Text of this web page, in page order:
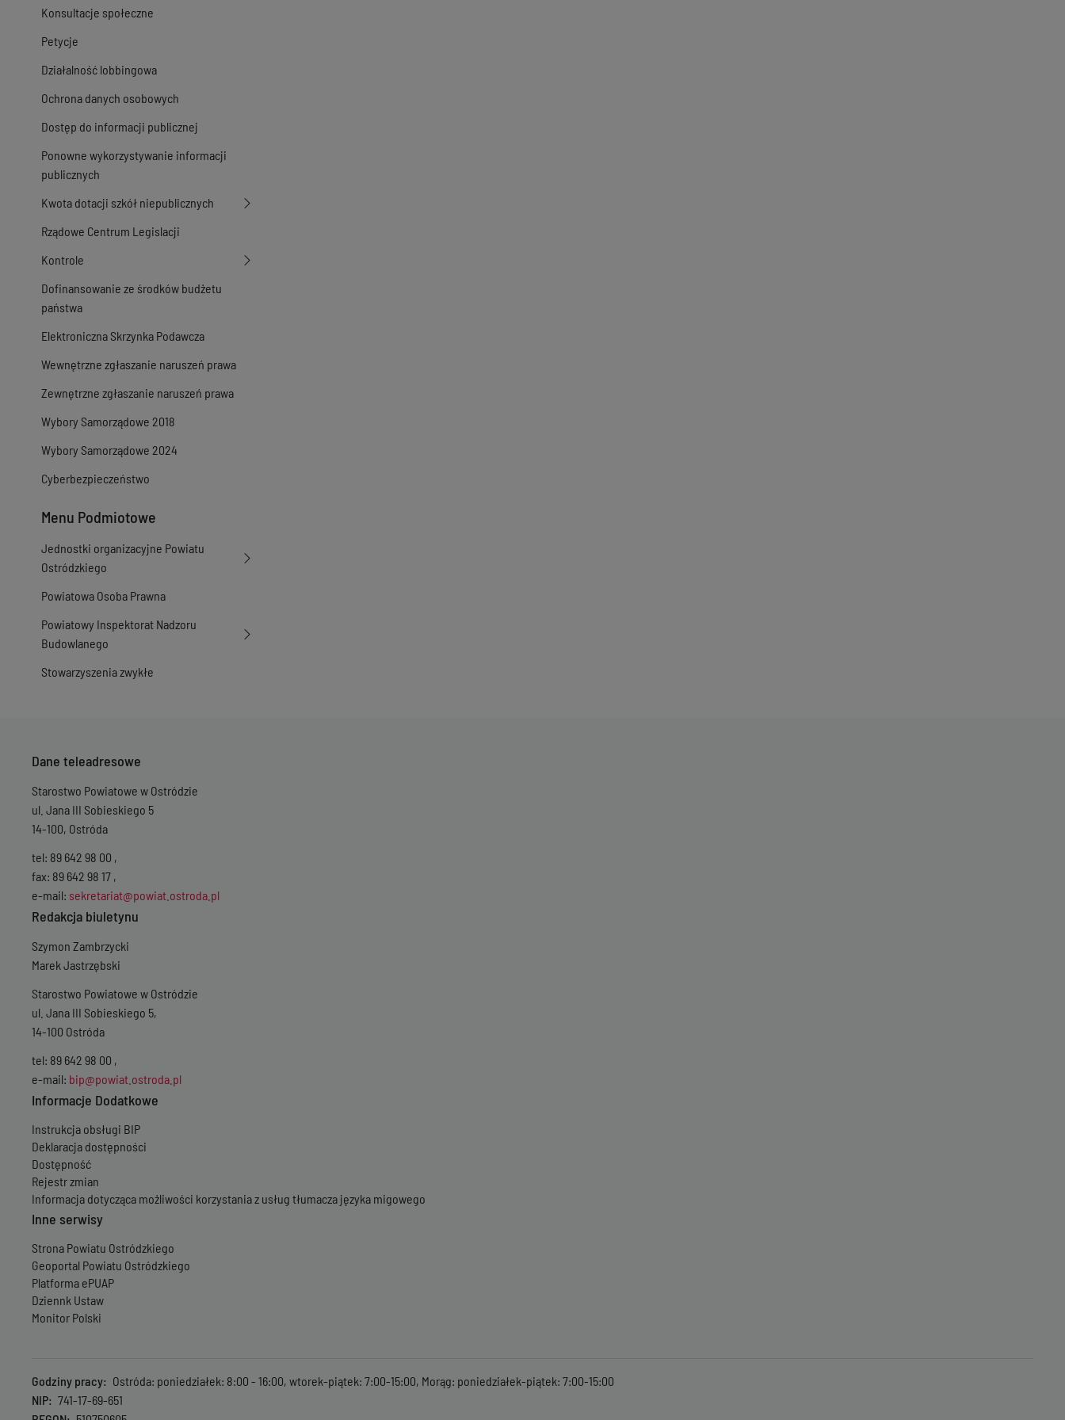
Konsultacje społeczne
Petycje
Działalność lobbingowa
Ochrona danych osobowych
Dostęp do informacji publicznej
Ponowne wykorzystywanie informacji
publicznych
Kwota dotacji szkół niepublicznych
Rządowe Centrum Legislacji
Kontrole
Dofinansowanie ze środków budżetu
państwa
Elektroniczna Skrzynka Podawcza
Wewnętrzne zgłaszanie naruszeń prawa
Zewnętrzne zgłaszanie naruszeń prawa
Wybory Samorządowe 2018
Wybory Samorządowe 2024
Cyberbezpieczeństwo
Menu Podmiotowe
Jednostki organizacyjne Powiatu
Ostródzkiego
Powiatowa Osoba Prawna
Powiatowy Inspektorat Nadzoru
Budowlanego
Stowarzyszenia zwykłe
Dane teleadresowe
Starostwo Powiatowe w Ostródzie
ul. Jana III Sobieskiego 5
14-100, Ostróda
tel: 89 642 98 00 ,
fax: 89 642 98 17 ,
e-mail: sekretariat@powiat.ostroda.pl
Redakcja biuletynu
Szymon Zambrzycki
Marek Jastrzębski
Starostwo Powiatowe w Ostródzie
ul. Jana III Sobieskiego 5,
14-100 Ostróda
tel: 89 642 98 00 ,
e-mail: bip@powiat.ostroda.pl
Informacje Dodatkowe
Instrukcja obsługi BIP
Deklaracja dostępności
Dostępność
Rejestr zmian
Informacja dotycząca możliwości korzystania z usług tłumacza języka migowego
Inne serwisy
Strona Powiatu Ostródzkiego
Geoportal Powiatu Ostródzkiego
Platforma ePUAP
Dziennk Ustaw
Monitor Polski
Godziny pracy
Ostróda: poniedziałek: 8:00 - 16:00, wtorek-piątek: 7:00-15:00, Morąg: poniedziałek-piątek: 7:00-15:00
NIP
741-17-69-651